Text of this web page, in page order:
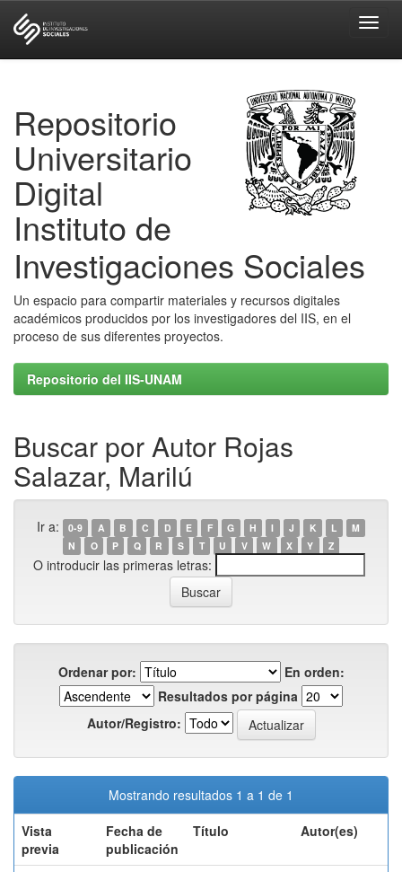
Repositorio
Universitario
Digital
Instituto de
Investigaciones Sociales
Un espacio para compartir materiales y recursos digitales
académicos producidos por los investigadores del IIS, en el
proceso de sus diferentes proyectos.
Repositorio del IIS-UNAM
Buscar por Autor Rojas
Salazar, Marilú
Ir a: 0-9 A B C D E F G H I J K L
M
N
O P Q R S T U V W X Y Z
O introducir las primeras letras:
Ordenar por:
En orden:
Resultados por página
Autor/Registro:
Mostrando resultados 1 a 1 de 1
Vista
previa
Fecha de
publicación
Título Autor(es)